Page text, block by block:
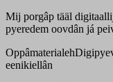
Mij porgâp tääl
pyeredem oovdân já
Oppâmaterialeh
eenikiellân